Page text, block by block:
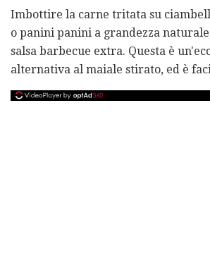
Imbottire la carne tritata su
o panini panini a grandezza
salsa barbecue extra. Questa è
alternativa al maiale stirato, ed è